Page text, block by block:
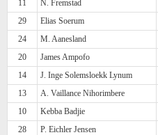
11 N. Fremstad
29
Elias Soerum
24
M. Aanesland
20
James Ampofo
14
J. Inge Solemsloekk Lynum
13
A. Vaillance Nihorimbere
10
Kebba Badjie
28
P. Eichler Jensen